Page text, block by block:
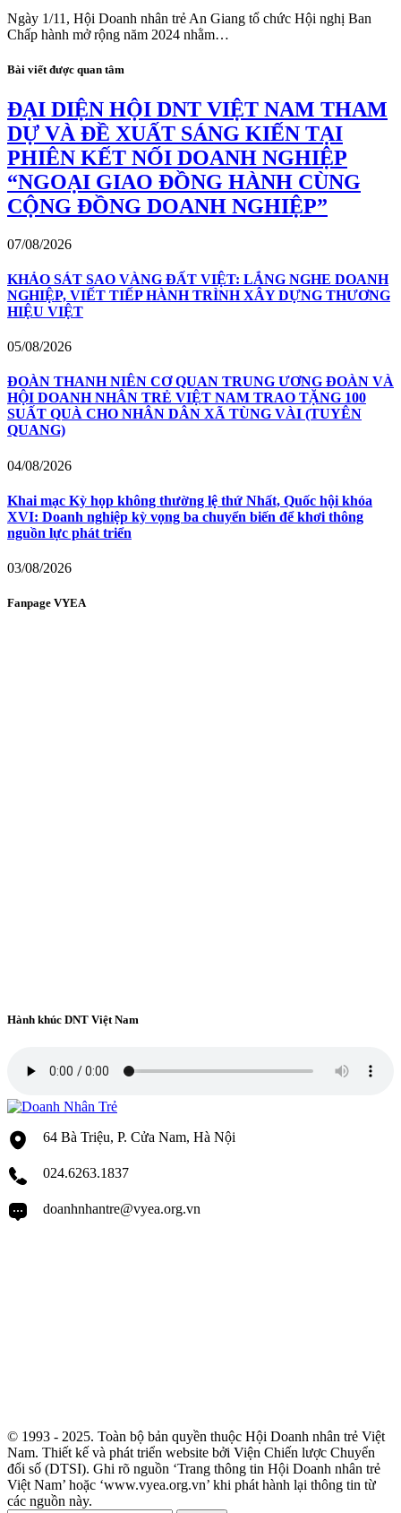
Ngày 1/11, Hội Doanh nhân trẻ An Giang tổ chức Hội nghị Ban
Chấp hành mở rộng năm 2024 nhằm…
Bài viết được quan tâm
ĐẠI DIỆN HỘI DNT VIỆT NAM THAM
DỰ VÀ ĐỀ XUẤT SÁNG KIẾN TẠI
PHIÊN KẾT NỐI DOANH NGHIỆP
“NGOẠI GIAO ĐỒNG HÀNH CÙNG
CỘNG ĐỒNG DOANH NGHIỆP”
07/08/2026
KHẢO SÁT SAO VÀNG ĐẤT VIỆT: LẮNG NGHE DOANH
NGHIỆP, VIẾT TIẾP HÀNH TRÌNH XÂY DỰNG THƯƠNG
HIỆU VIỆT
05/08/2026
ĐOÀN THANH NIÊN CƠ QUAN TRUNG ƯƠNG ĐOÀN VÀ
HỘI DOANH NHÂN TRẺ VIỆT NAM TRAO TẶNG 100
SUẤT QUÀ CHO NHÂN DÂN XÃ TÙNG VÀI (TUYÊN
QUANG)
04/08/2026
Khai mạc Kỳ họp không thường lệ thứ Nhất, Quốc hội khóa
XVI: Doanh nghiệp kỳ vọng ba chuyển biến để khơi thông
nguồn lực phát triển
03/08/2026
Fanpage VYEA
Hành khúc DNT Việt Nam
64 Bà Triệu, P. Cửa Nam, Hà Nội
024.6263.1837
doanhnhantre@vyea.org.vn
© 1993 - 2025. Toàn bộ bản quyền thuộc Hội Doanh nhân trẻ Việt
Nam. Thiết kế và phát triển website bởi Viện Chiến lược Chuyển
đổi số (DTSI). Ghi rõ nguồn ‘Trang thông tin Hội Doanh nhân trẻ
Việt Nam’ hoặc ‘www.vyea.org.vn’ khi phát hành lại thông tin từ
các nguồn này.